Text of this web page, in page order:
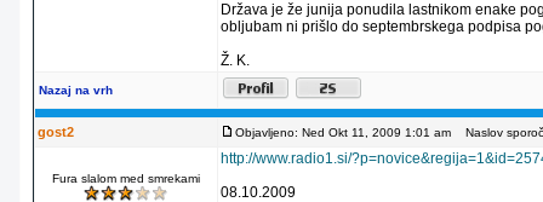
Država je že junija ponudila lastnikom enake
obljubam ni prišlo do septembrskega podpisa
Ž. K.
Nazaj na vrh
gost2 Objavljeno: Ned Okt 11, 2009 1:01 am Naslov
Fura slalom med smrekami
http://www.radio1.si/
08.10.2009